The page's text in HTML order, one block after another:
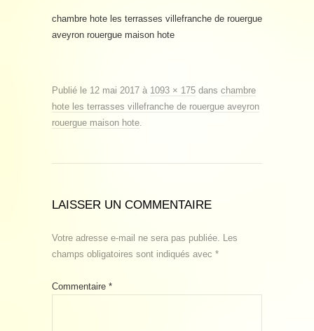
chambre hote les terrasses villefranche de rouergue
aveyron rouergue maison hote
Publié le 12 mai 2017 à 1093 × 175 dans chambre
hote les terrasses villefranche de rouergue aveyron
rouergue maison hote.
LAISSER UN COMMENTAIRE
Votre adresse e-mail ne sera pas publiée. Les
champs obligatoires sont indiqués avec *
Commentaire *